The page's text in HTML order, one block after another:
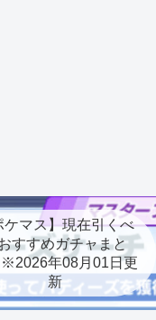
ケマス】現在引くべ
すすめガチャまと
年08月01日更
新